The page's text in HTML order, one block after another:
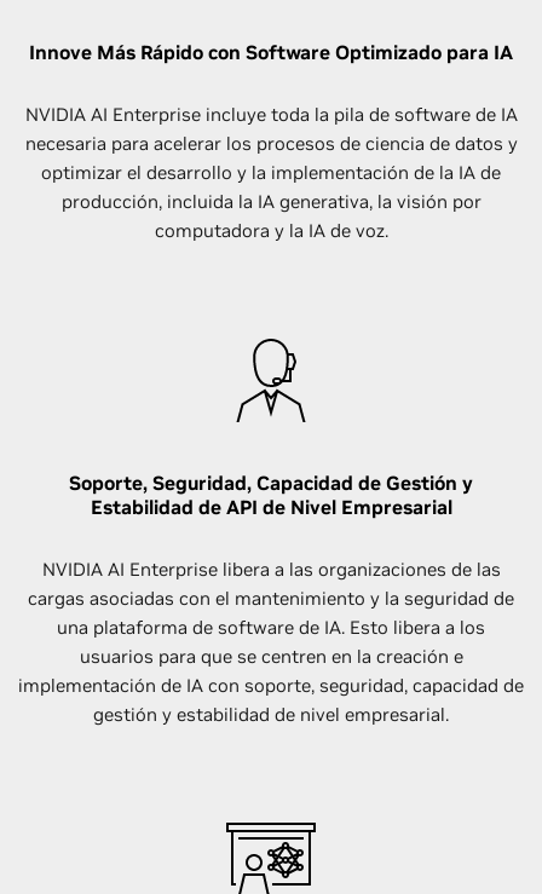
Innove Más Rápido con Software Optimizado para IA
NVIDIA AI Enterprise incluye toda la pila de software de IA
necesaria para acelerar los procesos de ciencia de datos y
optimizar el desarrollo y la implementación de la IA de
producción, incluida la IA generativa, la visión por
computadora y la IA de voz.
Soporte, Seguridad, Capacidad de Gestión y
Estabilidad de API de Nivel Empresarial
NVIDIA AI Enterprise libera a las organizaciones de las
cargas asociadas con el mantenimiento y la seguridad de
una plataforma de software de IA. Esto libera a los
usuarios para que se centren en la creación e
implementación de IA con soporte, seguridad, capacidad de
gestión y estabilidad de nivel empresarial.